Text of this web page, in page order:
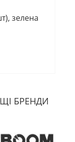
зелена
БРЕНДИ